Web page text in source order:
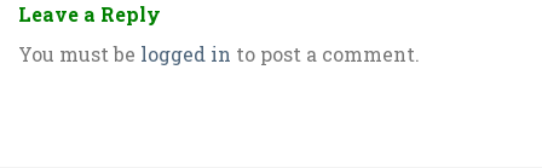
Leave a Reply
You must be logged in to post a comment.